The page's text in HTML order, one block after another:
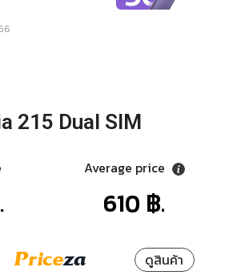
215 Dual SIM
Average price
610 ฿.
ดูสินค้า